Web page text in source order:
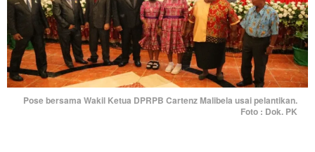
Pose bersama Wakil Ketua DPRPB Cartenz Malibela usai pelantikan.
Foto : Dok. PK